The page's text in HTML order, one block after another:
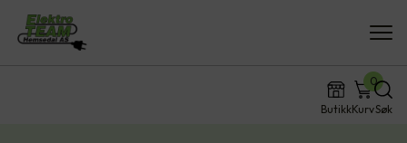
ButikkKurv
0
Søk